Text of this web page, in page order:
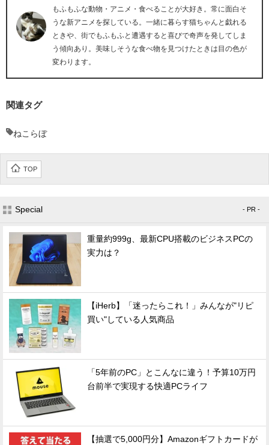
もふもふな動物・アニメ・食べることが大好き。常に面白そ
うな新アニメを探している。一緒に暮らす猫ちゃんと戯れる
ときや、街でもふもふと遭遇すると喜びで奇声を発してしま
う傾向あり。美味しそうな食べ物を見つけたときは目の色が
変わります。
関連タグ
ねこらぼ
TOP
Special - PR -
重量約999g、最新CPU搭載のビジネスPCの
実力は？
【iHerb】「迷ったらこれ！」みんなが"リピ
買い"している人気商品
「5年前のPC」とこんなに違う！予算10万円
台前半で実現する快適PCライフ
【抽選で5,000円分】Amazonギフトカードが